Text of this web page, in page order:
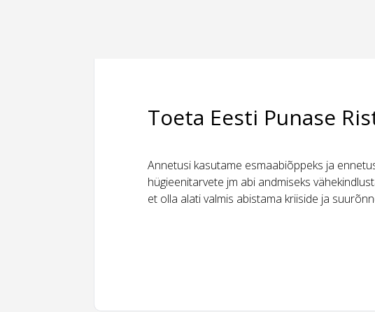
Toeta Eesti Punase
Annetusi kasutame esmaabiõppeks ja
hügieenitarvete jm abi andmiseks
et olla alati valmis abistama kriiside ja